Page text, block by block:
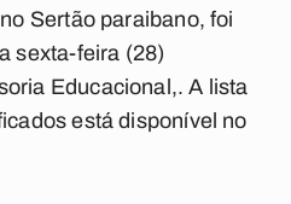
Sertão paraibano, foi
sexta-feira (28)
Educacional,. A lista
está disponível no